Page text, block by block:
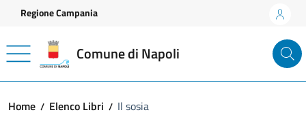
Vai ai contenuti
Vai al footer
Regione Campania
Comune di Napoli
Home Elenco Libri Il sosia